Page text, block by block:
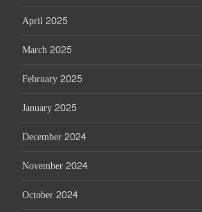
April 2025
March 2025
February 2025
January 2025
December 2024
November 2024
October 2024